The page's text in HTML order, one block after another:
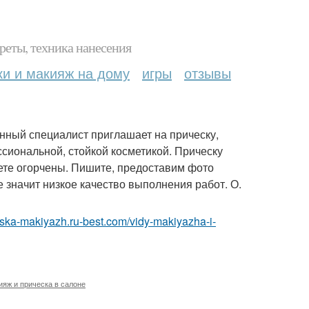
техника нанесения
и макияж на дому игры отзывы
специалист приглашает на прическу,
стойкой косметикой. Прическу
огорчены. Пишите, предоставим фото
низкое качество выполнения работ. О.
makiyazh.ru-best.com/vidy-makiyazha-i-
и прическа в салоне